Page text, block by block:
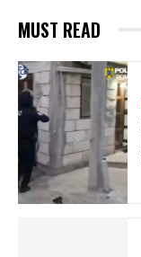
MUST READ